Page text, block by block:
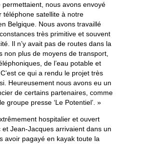
permettaient, nous avons envoyé
téléphone satellite à notre
Belgique. Nous avons travaillé
très primitive et souvent
Il n’y avait pas de routes dans la
non plus de moyens de transport,
de l’eau potable et
ce qui a rendu le projet très
Heureusement nous avons eu un
de certains partenaires, comme
groupe presse ‘Le Potentiel’. »
hospitalier et ouvert
et Jean-Jacques arrivaient dans un
avoir pagayé en kayak toute la